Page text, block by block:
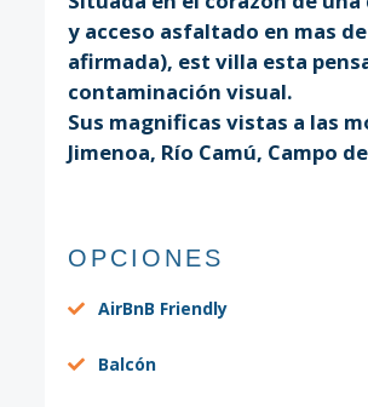
y acceso asfaltado en mas
afirmada), est villa esta
contaminación visual.
Sus magnificas vistas a las
Jimenoa, Río Camú, Campo
OPCIONES
AirBnB Friendly
Balcón